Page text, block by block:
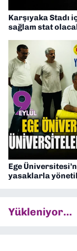
Karşıyaka Stadı
sağlam stat
Ege
yasaklarla
Yükleniyor...